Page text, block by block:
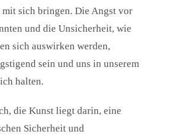
sich bringen. Die Angst vor
und die Unsicherheit, wie
sich auswirken werden,
sein und uns in unserem
halten.
die Kunst liegt darin, eine
Sicherheit und